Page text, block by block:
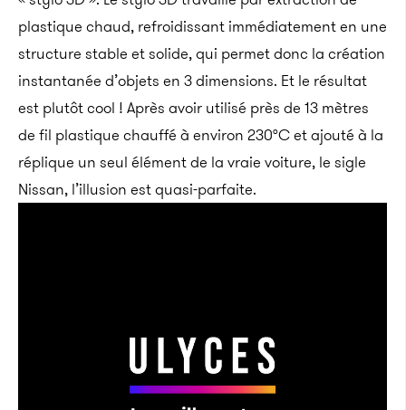
plastique chaud, refroidissant immédiatement en une
structure stable et solide, qui permet donc la création
instantanée d’objets en 3 dimensions. Et le résultat
est plutôt cool ! Après avoir utilisé près de 13 mètres
de fil plastique chauffé à environ 230°C et ajouté à la
réplique un seul élément de la vraie voiture, le sigle
Nissan, l’illusion est quasi-parfaite.